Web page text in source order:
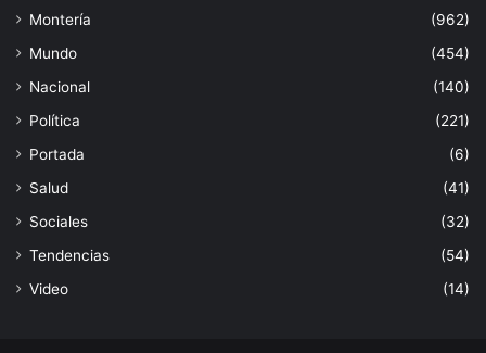
Montería
(962)
Mundo
(454)
Nacional
(140)
Política
(221)
Portada
(6)
Salud
(41)
Sociales
(32)
Tendencias
(54)
Video
(14)